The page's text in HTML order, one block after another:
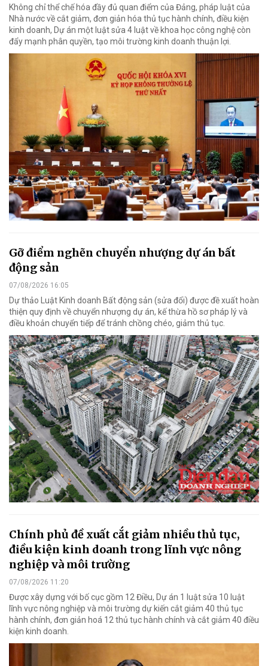
Không chỉ thể chế hóa đầy đủ quan điểm của Đảng, pháp luật của
Nhà nước về cắt giảm, đơn giản hóa thủ tục hành chính, điều kiện
kinh doanh, Dự án một luật sửa 4 luật về khoa học công nghệ còn
đẩy mạnh phân quyền, tạo môi trường kinh doanh thuận lợi.
Gỡ điểm nghẽn chuyển nhượng dự án bất
động sản
07/08/2026 16:05
Dự thảo Luật Kinh doanh Bất động sản (sửa đổi) được đề xuất hoàn
thiện quy định về chuyển nhượng dự án, kế thừa hồ sơ pháp lý và
điều khoản chuyển tiếp để tránh chồng chéo, giảm thủ tục.
Chính phủ đề xuất cắt giảm nhiều thủ tục,
điều kiện kinh doanh trong lĩnh vực nông
nghiệp và môi trường
07/08/2026 11:20
Được xây dựng với bố cục gồm 12 Điều, Dự án 1 luật sửa 10 luật
lĩnh vực nông nghiệp và môi trường dự kiến cắt giảm 40 thủ tục
hành chính, đơn giản hoá 12 thủ tục hành chính và cắt giảm 40 điều
kiện kinh doanh.